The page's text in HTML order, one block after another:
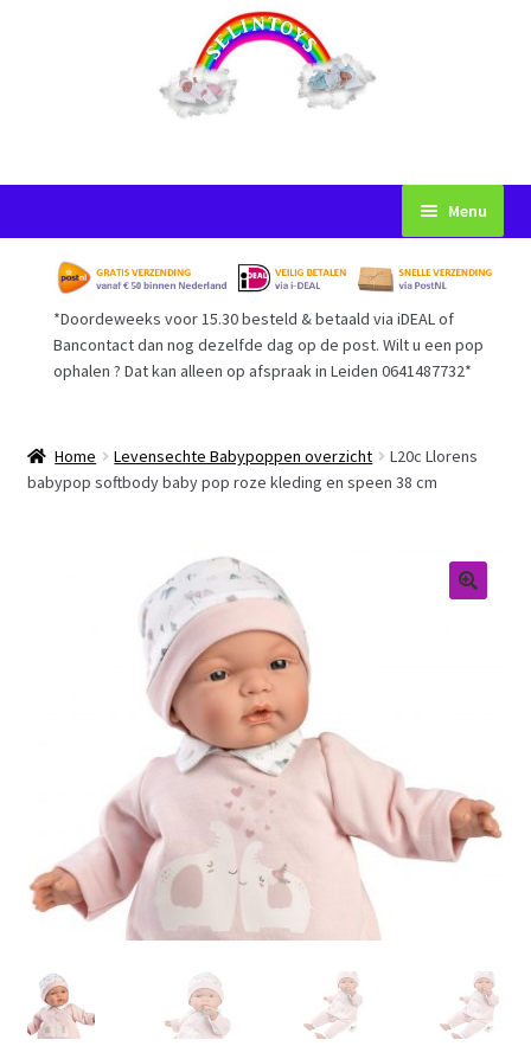
naar
navigatie
inhoud
Menu
Startpagina
Voorwaarden
Afrekenen
*Doordeweeks voor 15.30 besteld & betaald via iDEAL of
Bancontact dan nog dezelfde dag op de post. Wilt u een pop
ophalen ? Dat kan alleen op afspraak in Leiden 0641487732*
Home Levensechte Babypoppen overzicht
L20c Llorens
babypop softbody baby pop roze kleding en speen 38 cm